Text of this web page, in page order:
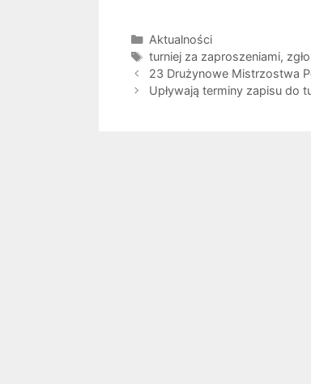
Kategorie
Aktualności
Tagi
turniej za zaproszeniami,
23 Drużynowe Mistrzostwa
Upływają terminy zapisu do